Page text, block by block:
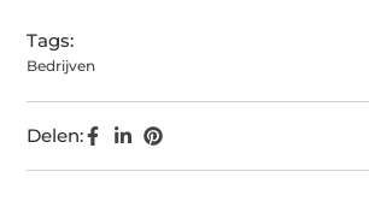
Tags:
Bedrijven
Delen: